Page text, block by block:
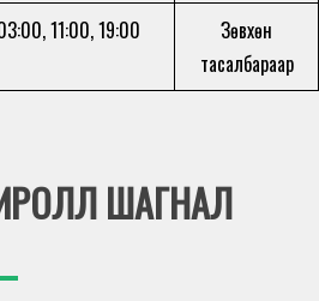
11:00, 19:00
Зөвхөн
тасалбараар
ШАГНАЛ